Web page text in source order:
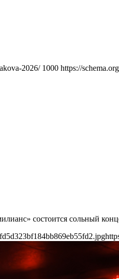
2026/ 1000 https://
состоится сольный